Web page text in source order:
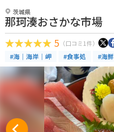
茨城県
那珂湊おさかな市場
5 （口コミ1件）
#海｜海岸｜岬 #食事処 #海鮮